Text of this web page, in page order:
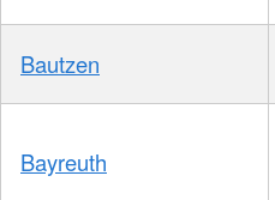
Bautzen
Bayreuth